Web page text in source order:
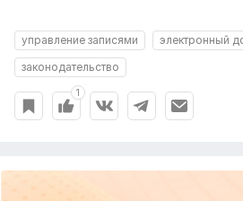
управление записями
электронный
законодательство
1